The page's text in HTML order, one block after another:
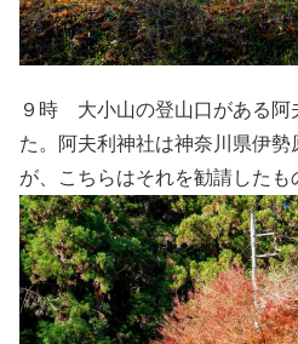
９時 大小山の登山口がある阿
た。阿夫利神社は神奈川県伊
が、こちらはそれを勧請したも